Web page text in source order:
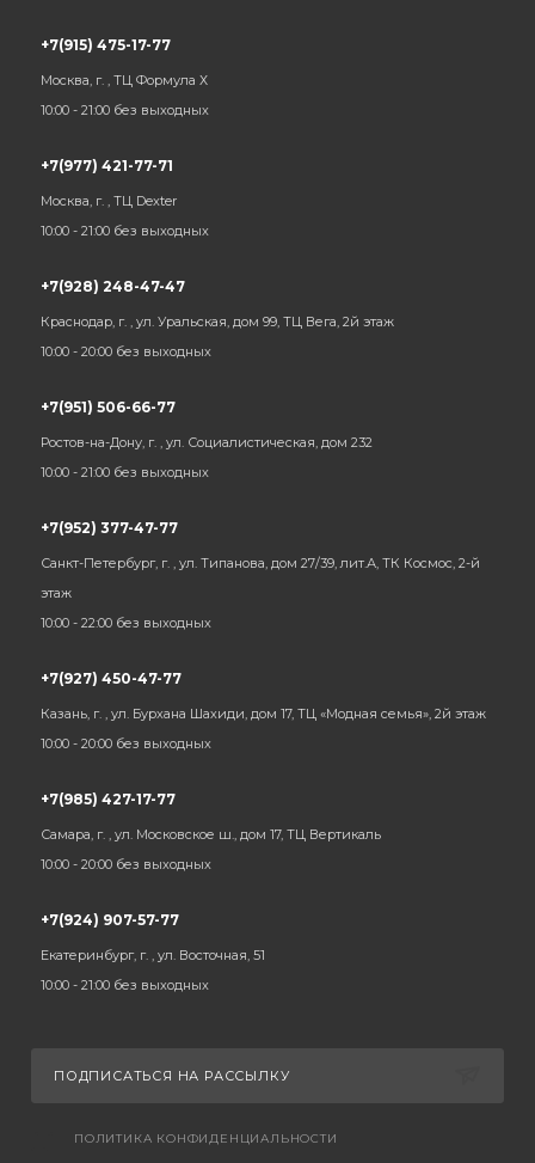
+7(915) 475-17-77
Москва, г. , ТЦ Формула Х
10:00 - 21:00 без выходных
+7(977) 421-77-71
Москва, г. , ТЦ Dexter
10:00 - 21:00 без выходных
+7(928) 248-47-47
Краснодар, г. , ул. Уральская, дом 99, ТЦ Вега, 2й этаж
10:00 - 20:00 без выходных
+7(951) 506-66-77
Ростов-на-Дону, г. , ул. Социалистическая, дом 232
10:00 - 21:00 без выходных
+7(952) 377-47-77
Санкт-Петербург, г. , ул. Типанова, дом 27/39, лит.А, ТК Космос, 2-й
этаж
10:00 - 22:00 без выходных
+7(927) 450-47-77
Казань, г. , ул. Бурхана Шахиди, дом 17, ТЦ «Модная семья», 2й этаж
10:00 - 20:00 без выходных
+7(985) 427-17-77
Самара, г. , ул. Московское ш., дом 17, ТЦ Вертикаль
10:00 - 20:00 без выходных
+7(924) 907-57-77
Екатеринбург, г. , ул. Восточная, 51
10:00 - 21:00 без выходных
ПОДПИСАТЬСЯ НА РАССЫЛКУ
ПОЛИТИКА КОНФИДЕНЦИАЛЬНОСТИ